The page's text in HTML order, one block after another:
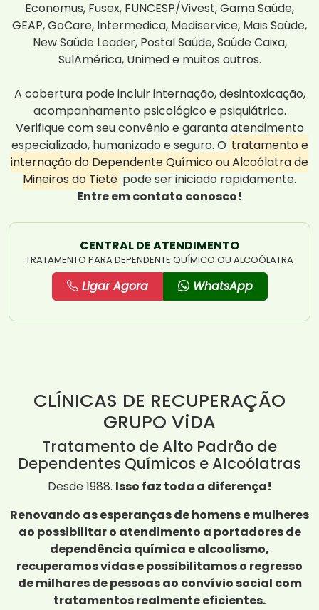
Economus, Fusex, FUNCESP/Vivest, Gama Saúde,
GEAP, GoCare, Intermedica, Mediservice, Mais Saúde,
New Saúde Leader, Postal Saúde, Saúde Caixa,
SulAmérica, Unimed e muitos outros.
A cobertura pode incluir internação, desintoxicação,
acompanhamento psicológico e psiquiátrico.
Verifique com seu convênio e garanta atendimento
especializado, humanizado e seguro. O tratamento e
internação do Dependente Químico ou Alcoólatra de
Mineiros do Tietê pode ser iniciado rapidamente.
Entre em contato conosco!
CENTRAL DE ATENDIMENTO
TRATAMENTO PARA DEPENDENTE QUÍMICO OU ALCOÓLATRA
Ligar Agora WhatsApp
CLÍNICAS DE RECUPERAÇÃO
GRUPO ViDA
Tratamento de Alto Padrão de
Dependentes Químicos e Alcoólatras
Desde 1988. Isso faz toda a diferença!
Renovando as esperanças de homens e mulheres
ao possibilitar o atendimento a portadores de
dependência química e alcoolismo,
recuperamos vidas e possibilitamos o regresso
de milhares de pessoas ao convívio social com
tratamentos realmente eficientes.